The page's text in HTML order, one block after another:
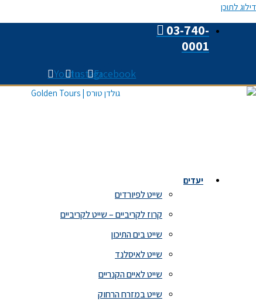
דילוג לתוכן
03-740-
0001
Facebook
Instagram
Youtube
יעדים
שייט לפיורדים
קרוז לקריביים – שייט לקריביים
שייט בים התיכון
שייט לאיסלנד
שייט לאיים הקנריים
שייט במזרח הרחוק